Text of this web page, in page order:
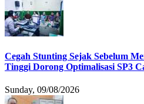
Cegah Stunting Sejak Sebelum
Tinggi Dorong Optimalisasi SP3
Sunday, 09/08/2026